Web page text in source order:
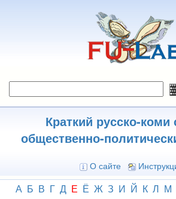
Краткий русско-коми
общественно-
О сайте
А Б В Г Д Е Ё Ж З И Й К Л М